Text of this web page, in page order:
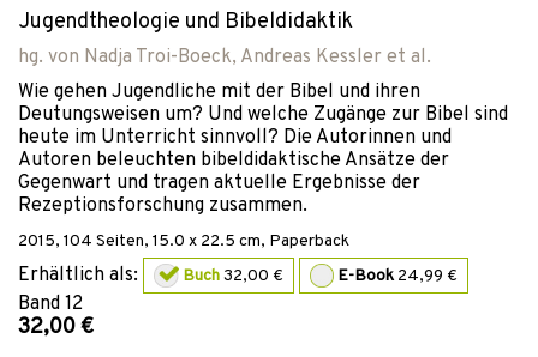
Jugendtheologie und Bibeldidaktik
hg. von Nadja Troi-Boeck, Andreas Kessler et al.
Wie gehen Jugendliche mit der Bibel und ihren
Deutungsweisen um? Und welche Zugänge zur Bibel sind
heute im Unterricht sinnvoll? Die Autorinnen und
Autoren beleuchten bibeldidaktische Ansätze der
Gegenwart und tragen aktuelle Ergebnisse der
Rezeptionsforschung zusammen.
2015, 104 Seiten, 15.0 x 22.5 cm, Paperback
Erhältlich als: Buch32,00 € E-Book 24,99 €
Band 12
32,00 €